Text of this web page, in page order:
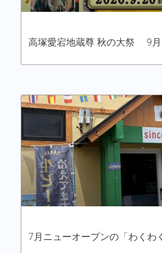
高塚愛宕地蔵尊 秋の大祭 9月
7月ニューオープンの「わくわ